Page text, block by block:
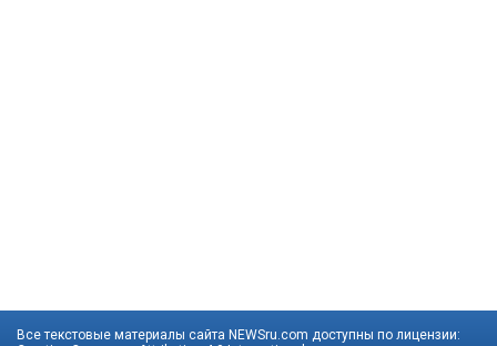
Все текстовые материалы сайта NEWSru.com доступны по лицензии: